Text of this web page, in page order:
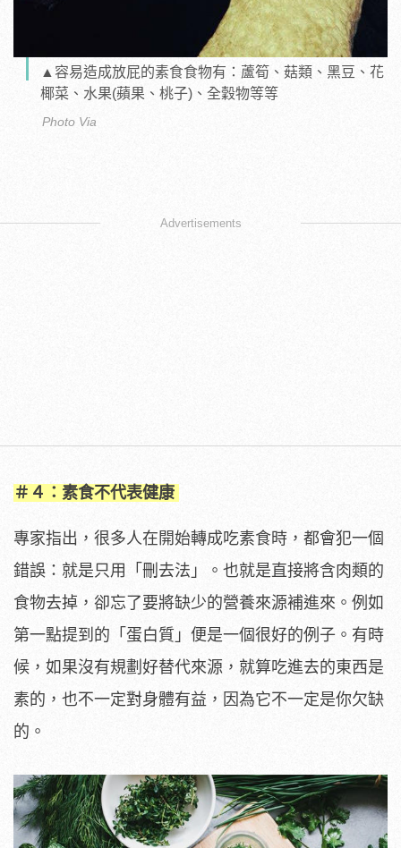
▲容易造成放屁的素食食物有：蘆筍、菇類、黑豆、花
椰菜、水果(蘋果、桃子)、全穀物等等
Photo Via
Advertisements
＃４：素食不代表健康
專家指出，很多人在開始轉成吃素食時，都會犯一個
錯誤：就是只用「刪去法」。也就是直接將含肉類的
食物去掉，卻忘了要將缺少的營養來源補進來。例如
第一點提到的「蛋白質」便是一個很好的例子。有時
候，如果沒有規劃好替代來源，就算吃進去的東西是
素的，也不一定對身體有益，因為它不一定是你欠缺
的。